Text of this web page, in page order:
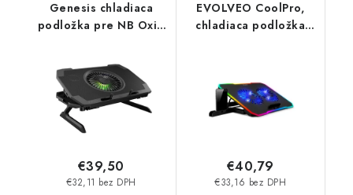
Genesis chladiaca
podložka pre NB Oxid
5xVentilátor NHG-1858
€32,11 bez DPH
€39,50
EVOLVEO CoolPro,
chladiaca podložka
COOLPRO-BK Evolveo
€33,16 bez DPH
€40,79